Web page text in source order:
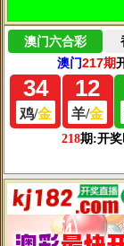
肤色斑 的最主要
防晒霜，阳光强烈
帽，尽可能地阻挡
5、进行晒
白天防晒是不
到家，选用镇静肌
后，还要记得涂抹